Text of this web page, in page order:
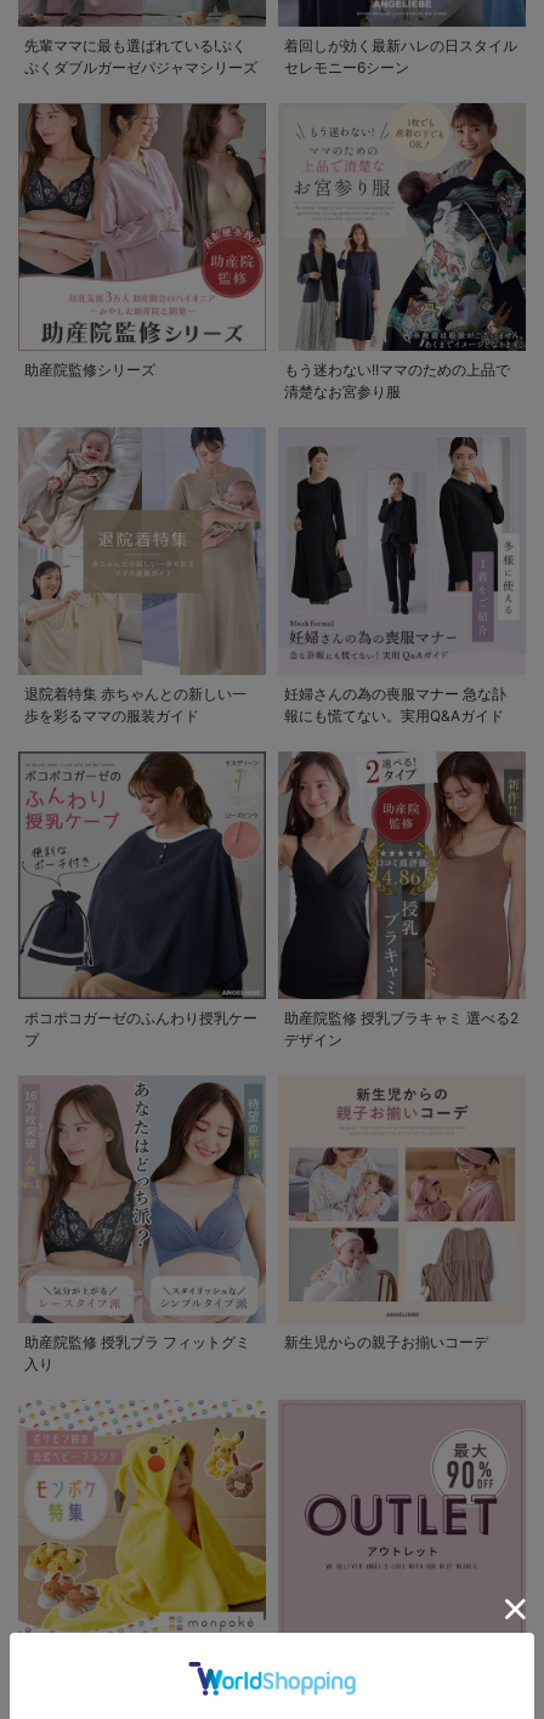
先輩ママに最も選ばれている!ぷく
ぷくダブルガーゼパジャマシリーズ
着回しが効く最新ハレの日スタイル
セレモニー6シーン
助産院監修シリーズ
もう迷わない!!ママのための上品で
清楚なお宮参り服
退院着特集 赤ちゃんとの新しい一
歩を彩るママの服装ガイド
妊婦さんの為の喪服マナー 急な訃
報にも慌てない。実用Q&Aガイド
ポコポコガーゼのふんわり授乳ケー
プ
助産院監修 授乳ブラキャミ 選べる2
デザイン
助産院監修 授乳ブラ フィットグミ
入り
新生児からの親子お揃いコーデ